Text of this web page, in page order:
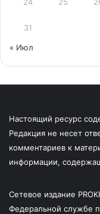
31
« Июл
Настоящий ресурс
Редакция не несет
комментариев к
информации,
Сетевое издание
Федеральной службе